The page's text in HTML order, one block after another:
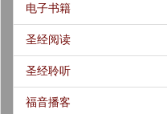
电子书籍
圣经阅读
圣经聆听
福音播客